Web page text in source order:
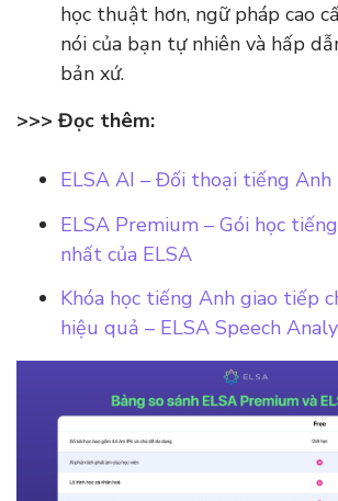
học thuật hơn, ngữ pháp cao
nói của bạn tự nhiên và hấp
bản xứ.
>>> Đọc thêm:
ELSA AI – Đối thoại tiếng
ELSA Premium – Gói học
nhất của ELSA
Khóa học tiếng Anh giao tiếp
hiệu quả – ELSA Speech